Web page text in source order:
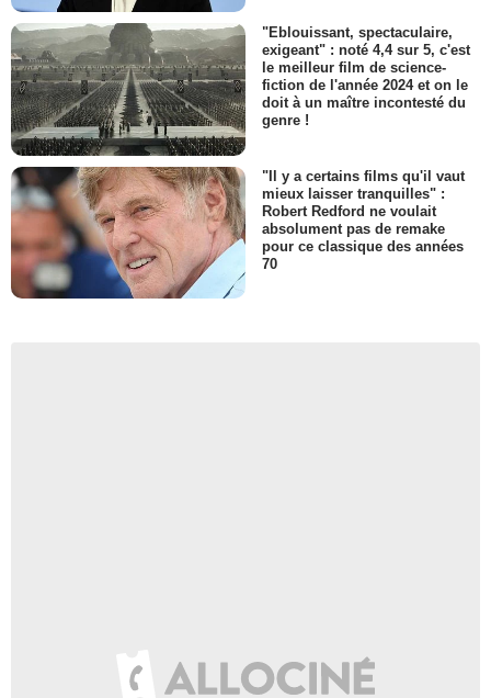
"Eblouissant, spectaculaire,
exigeant" : noté 4,4 sur 5, c'est
le meilleur film de science-
fiction de l'année 2024 et on le
doit à un maître incontesté du
genre !
"Il y a certains films qu'il vaut
mieux laisser tranquilles" :
Robert Redford ne voulait
absolument pas de remake
pour ce classique des années
70